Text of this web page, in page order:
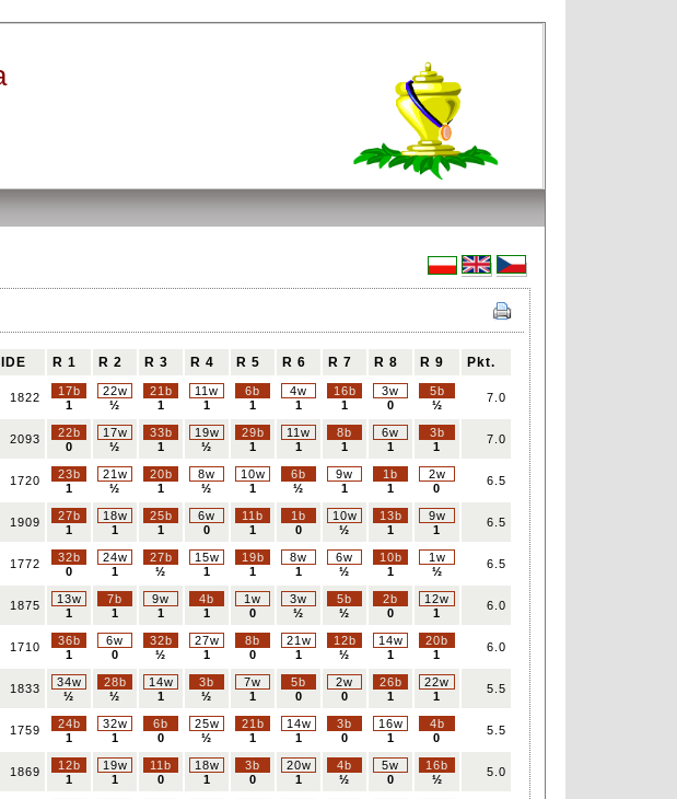
R 1 R 2 R 3 R 4 R 5 R 6 R 7 R 8 R 9 Pkt.
1822
17b
1
22w
½
21b
1
11w
1
6b
1
4w
1
16b
1
3w
0
5b
½
7.0
2093
22b
0
17w
½
33b
1
19w
½
29b
1
11w
1
8b
1
6w
1
3b
1
7.0
1720
23b
1
21w
½
20b
1
8w
½
10w
1
6b
½
9w
1
1b
1
2w
0
6.5
1909
27b
1
18w
1
25b
1
6w
0
11b
1
1b
0
10w
½
13b
1
9w
1
6.5
1772
32b
0
24w
1
27b
½
15w
1
19b
1
8w
1
6w
½
10b
1
1w
½
6.5
1875
13w
1
7b
1
9w
1
4b
1
1w
0
3w
½
5b
½
2b
0
12w
1
6.0
1710
36b
1
6w
0
32b
½
27w
1
8b
0
21w
1
12b
½
14w
1
20b
1
6.0
1833
34w
½
28b
½
14w
1
3b
½
7w
1
5b
0
2w
0
26b
1
22w
1
5.5
1759
24b
1
32w
1
6b
0
25w
½
21b
1
14w
1
3b
0
16w
1
4b
0
5.5
1869
12b
1
19w
1
11b
0
18w
1
3b
0
20w
1
4b
½
5w
0
16b
½
5.0